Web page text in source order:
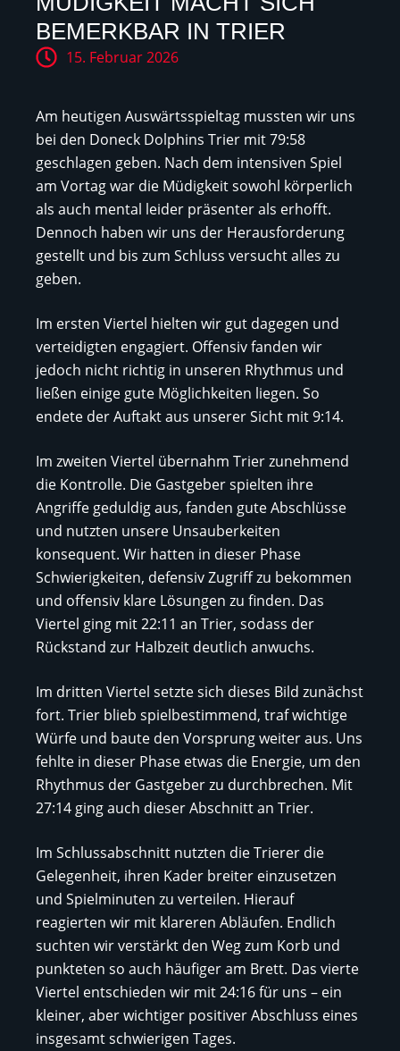
BEMERKBAR IN TRIER
15. Februar 2026
Am heutigen Auswärtsspieltag mussten wir uns
bei den Doneck Dolphins Trier mit 79:58
geschlagen geben. Nach dem intensiven Spiel
am Vortag war die Müdigkeit sowohl körperlich
als auch mental leider präsenter als erhofft.
Dennoch haben wir uns der Herausforderung
gestellt und bis zum Schluss versucht alles zu
geben.
Im ersten Viertel hielten wir gut dagegen und
verteidigten engagiert. Offensiv fanden wir
jedoch nicht richtig in unseren Rhythmus und
ließen einige gute Möglichkeiten liegen. So
endete der Auftakt aus unserer Sicht mit 9:14.
Im zweiten Viertel übernahm Trier zunehmend
die Kontrolle. Die Gastgeber spielten ihre
Angriffe geduldig aus, fanden gute Abschlüsse
und nutzten unsere Unsauberkeiten
konsequent. Wir hatten in dieser Phase
Schwierigkeiten, defensiv Zugriff zu bekommen
und offensiv klare Lösungen zu finden. Das
Viertel ging mit 22:11 an Trier, sodass der
Rückstand zur Halbzeit deutlich anwuchs.
Im dritten Viertel setzte sich dieses Bild zunächst
fort. Trier blieb spielbestimmend, traf wichtige
Würfe und baute den Vorsprung weiter aus. Uns
fehlte in dieser Phase etwas die Energie, um den
Rhythmus der Gastgeber zu durchbrechen. Mit
27:14 ging auch dieser Abschnitt an Trier.
Im Schlussabschnitt nutzten die Trierer die
Gelegenheit, ihren Kader breiter einzusetzen
und Spielminuten zu verteilen. Hierauf
reagierten wir mit klareren Abläufen. Endlich
suchten wir verstärkt den Weg zum Korb und
punkteten so auch häufiger am Brett. Das vierte
Viertel entschieden wir mit 24:16 für uns – ein
kleiner, aber wichtiger positiver Abschluss eines
insgesamt schwierigen Tages.